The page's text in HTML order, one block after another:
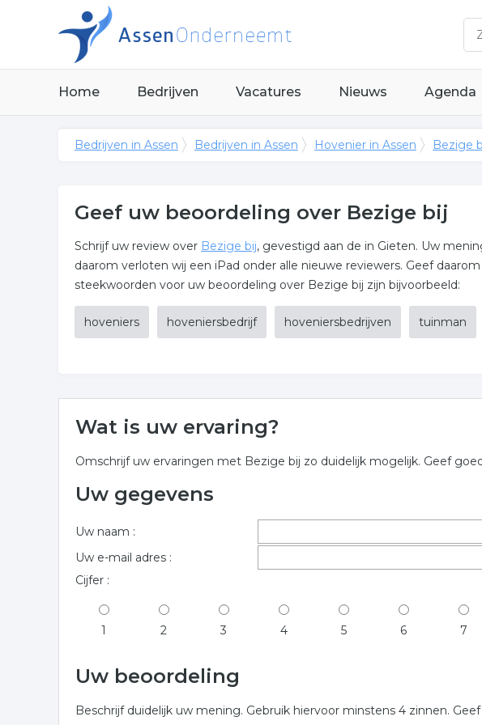
Home Bedrijven Vacatures Nieuws Agenda
Bedrijven in Assen Bedrijven in Assen Hovenier in Assen Bezige
Geef uw beoordeling over Bezige bij
Schrijf uw review over Bezige bij, gevestigd aan de in Gieten. Uw
daarom verloten wij een iPad onder alle nieuwe reviewers. Geef
steekwoorden voor uw beoordeling over Bezige bij zijn bijvoorbeeld:
hoveniers hoveniersbedrijf hoveniersbedrijven tuinman
Wat is uw ervaring?
Omschrijf uw ervaringen met Bezige bij zo duidelijk mogelijk. Geef
Uw gegevens
Uw naam :
Uw e-mail adres :
Cijfer :
1 2 3 4 5 6 7
Uw beoordeling
Beschrijf duidelijk uw mening. Gebruik hiervoor minstens 4 zinnen.